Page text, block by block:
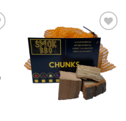
Toevoegen
aan
verlanglijst